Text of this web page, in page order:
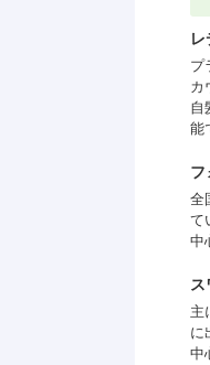
プ
カ
自
能
フ
全
て
中
主
に
中